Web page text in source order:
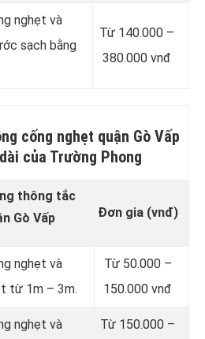
nghẹt và
sạch bằng
Từ 140.000 –
380.000 vnđ
cống nghẹt quận Gò Vấp
của Trường Phong
thông tắc
Gò Vấp
Đơn gia (vnđ)
nghẹt và
từ 1m – 3m.
Từ 50.000 –
150.000 vnđ
nghẹt và Từ 150.000 –